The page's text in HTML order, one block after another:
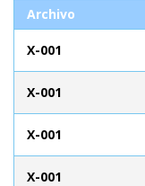
Archivo
X-001
X-001
X-001
X-001